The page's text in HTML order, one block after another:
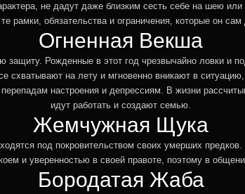
не дадут даже близким сесть себе на шею
рамки, обязательства и ограничения, которые он
Огненная Векша
Рожденные в этот год чрезвычайно ловки и
на лету и мгновенно вникают в
настроения и депрессиям. В жизни
идут работать и создают семью.
Жемчужная Щука
под покровительством своих умерших
и уверенностью в своей правоте, поэтому в
Бородатая Жаба